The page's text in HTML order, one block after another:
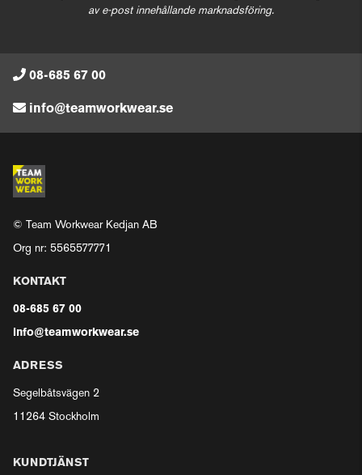
av e-post innehållande marknadsföring.
08-685 67 00
info@teamworkwear.se
© Team Workwear Kedjan AB
Org nr: 5565577771
KONTAKT
08-685 67 00
info@teamworkwear.se
ADRESS
Segelbåtsvägen 2
11264 Stockholm
KUNDTJÄNST